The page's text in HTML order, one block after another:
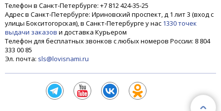
2 110 ₽ 2 540 ₽
-17%
Телефон в Санкт-Петербурге: +7 812 424-35-25
Адрес в Санкт-Петербурге: Ириновский проспект, д 1 лит 3 (вход с
улицы Бокситогорская), в Санкт-Петербурге у нас 1330 точек
выдачи заказов и доставка Курьером
Телефон для бесплатных звонков с любых номеров России: 8 804
333 00 85
Эл. почта: sls@lovisnami.ru